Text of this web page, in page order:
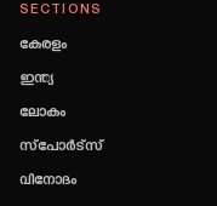
SECTIONS
കേരളം
ഇന്ത്യ
ലോകം
സ്പോർട്സ്
വിനോദം